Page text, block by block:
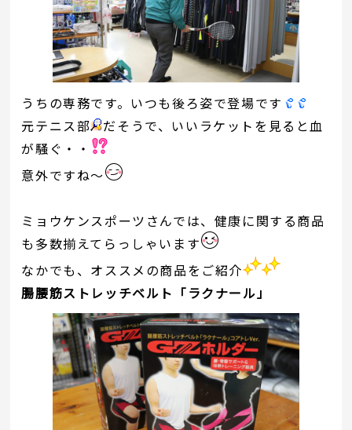
うちの専務です。いつも後ろ姿で登場です
元テニス部
だそうで、いいラケットを見ると血
が騒ぐ・・
意外ですね～
ミョウケンスポーツさんでは、健康に関する商品
も多数揃えてらっしゃいます
なかでも、オススメの商品をご紹介
腸腰筋ストレッチベルト「ラクナール」